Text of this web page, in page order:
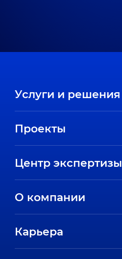
Услуги и решения
Проекты
Центр экспертизы
О компании
Направления
Карьера